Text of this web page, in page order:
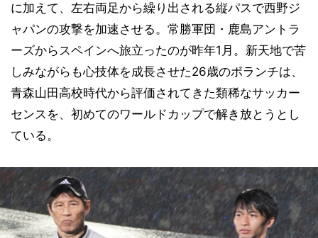
に加えて、左右両足から繰り出される縦パスで西野ジ
ャパンの攻撃を加速させる。常勝軍団・鹿島アントラ
ーズからスペインへ旅立ったのが昨年1月。新天地で苦
しみながらも心技体を成長させた26歳のボランチは、
青森山田高校時代から評価されてきた類稀なサッカー
センスを、初めてのワールドカップで解き放とうとし
ている。